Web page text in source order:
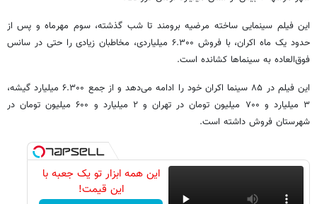
این فیلم سینمایی ساخته مرضیه برومند تا شب گذشته، سوم مهرماه و پس از
حدود یک ماه اکران، با فروش ۶.۳۰۰ میلیاردی، مخاطبان زیادی را حتی در سانس
فوق‌العاده به سینماها کشانده است.
این فیلم در ۸۵ سینما اکران خود را ادامه می‌دهد و از جمع ۶.۳۰۰ میلیارد گیشه،
۳ میلیارد و ۷۰۰ میلیون تومان در تهران و ۲ میلیارد و ۶۰۰ میلیون تومان در
شهرستان فروش داشته است.
این همه ابزار تو یک جعبه با
این قیمت!